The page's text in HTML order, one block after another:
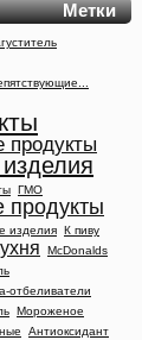
Метки
продукты
ГМО
продукты
изделия К пиву
McDonalds
отбеливатели
Мороженое
Антиоксидант